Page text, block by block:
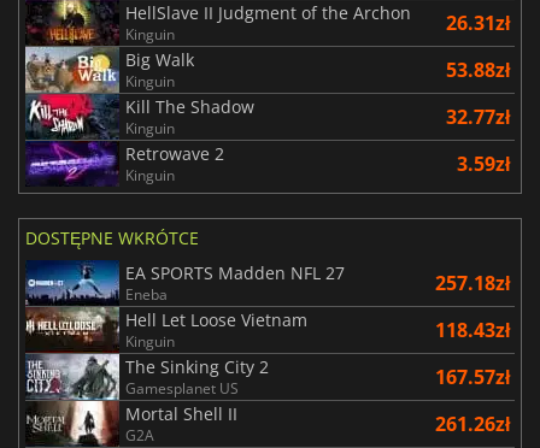
HellSlave II Judgment of the Archon
Kinguin 26.31zł
Big Walk
Kinguin 53.88zł
Kill The Shadow
Kinguin 32.77zł
Retrowave 2
Kinguin 3.59zł
DOSTĘPNE WKRÓTCE
EA SPORTS Madden NFL 27
Eneba 257.18zł
Hell Let Loose Vietnam
Kinguin 118.43zł
The Sinking City 2
Gamesplanet US 167.57zł
Mortal Shell II
G2A 261.26zł